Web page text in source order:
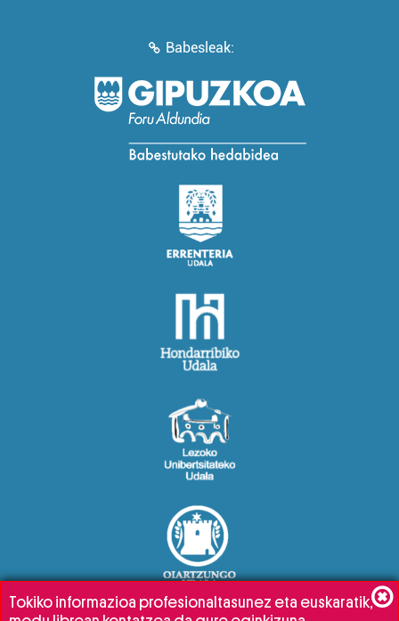
Babesleak:
Tokiko informazioa profesionaltasunez eta euskaratik,